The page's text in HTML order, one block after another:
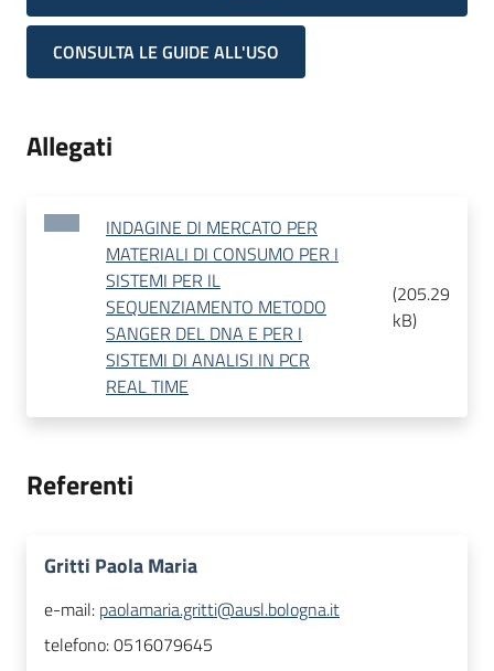
CONSULTA LE GUIDE ALL'USO
Allegati
INDAGINE DI MERCATO PER
MATERIALI DI CONSUMO PER I
SISTEMI PER IL
SEQUENZIAMENTO METODO
SANGER DEL DNA E PER I
SISTEMI DI ANALISI IN PCR
REAL TIME
(205.29
kB)
Referenti
Gritti Paola Maria
e-mail: paolamaria.gritti@ausl.bologna.it
telefono:0516079645